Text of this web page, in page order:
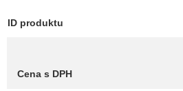
ID produktu
Cena s DPH